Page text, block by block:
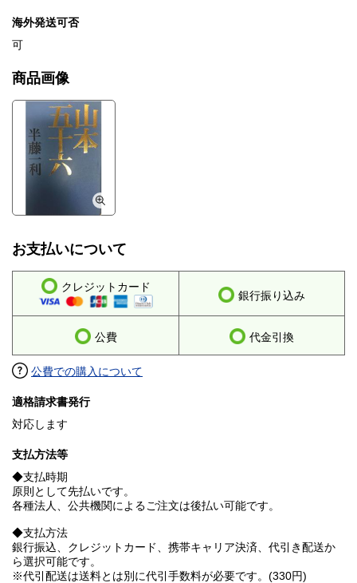
海外発送可否
可
商品画像
お支払いについて
クレジットカード
銀行振り込み
公費 代金引換
公費での購入について
適格請求書発行
対応します
支払方法等
◆支払時期
原則として先払いです。
各種法人、公共機関によるご注文は後払い可能です。
◆支払方法
銀行振込、クレジットカード、携帯キャリア決済、代引き配送か
ら選択可能です。
※代引配送は送料とは別に代引手数料が必要です。(330円)